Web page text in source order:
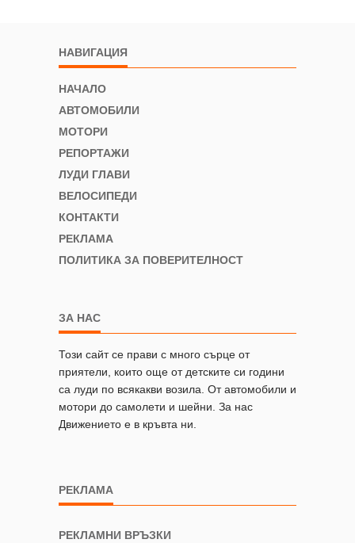
НАВИГАЦИЯ
НАЧАЛО
АВТОМОБИЛИ
МОТОРИ
РЕПОРТАЖИ
ЛУДИ ГЛАВИ
ВЕЛОСИПЕДИ
КОНТАКТИ
РЕКЛАМА
ПОЛИТИКА ЗА ПОВЕРИТЕЛНОСТ
ЗА НАС
Този сайт се прави с много сърце от
приятели, които още от детските си години
са луди по всякакви возила. От автомобили и
мотори до самолети и шейни. За нас
Движението е в кръвта ни.
РЕКЛАМА
РЕКЛАМНИ ВРЪЗКИ